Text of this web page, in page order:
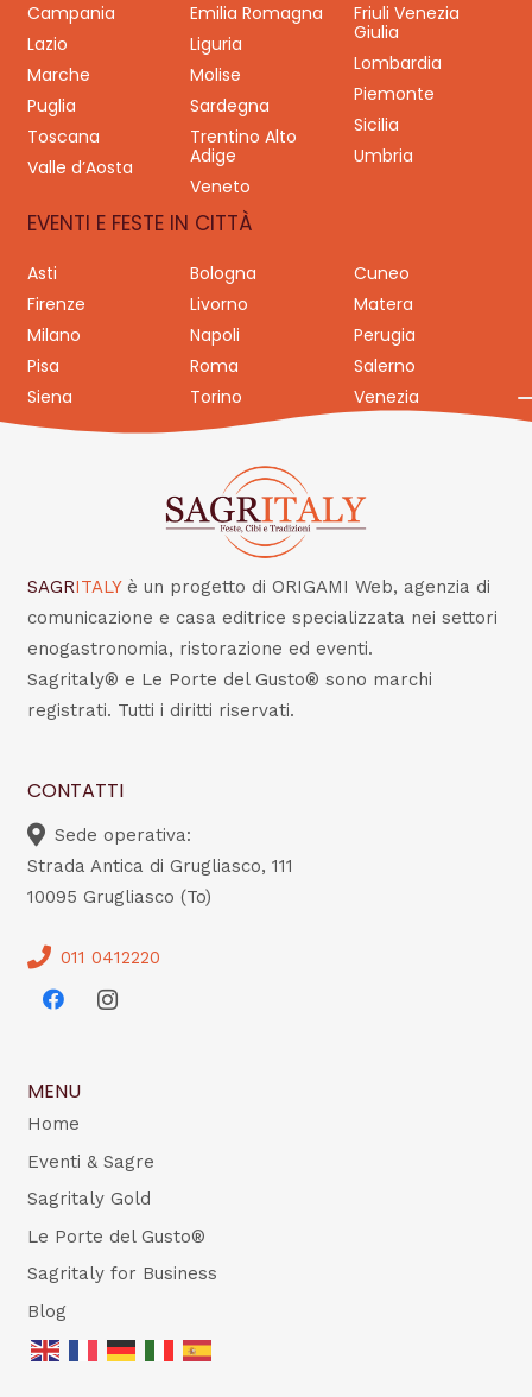
Campania
Emilia Romagna
Friuli Venezia
Giulia
Lazio
Liguria
Lombardia
Marche
Molise
Piemonte
Puglia
Sardegna
Sicilia
Toscana
Trentino Alto
Adige
Umbria
Valle d’Aosta
Veneto
EVENTI E FESTE IN CITTÀ
Asti Bologna
Cuneo
Firenze
Livorno
Matera
Milano
Napoli
Perugia
Pisa
Roma
Salerno
Siena
Torino Venezia
SAGRITALY è un progetto di ORIGAMI Web, agenzia di
comunicazione e casa editrice specializzata nei settori
enogastronomia, ristorazione ed eventi.
Sagritaly® e Le Porte del Gusto® sono marchi
registrati. Tutti i diritti riservati.
CONTATTI
Sede operativa:
Strada Antica di Grugliasco, 111
10095 Grugliasco (To)
011 0412220
MENU
Home
Eventi & Sagre
Sagritaly Gold
Le Porte del Gusto®
Sagritaly for Business
Blog